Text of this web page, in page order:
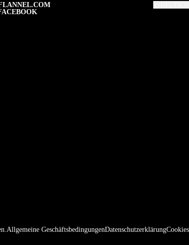
Allgemeine GeschäftsbedingungenDatenschutzerklärungCookies